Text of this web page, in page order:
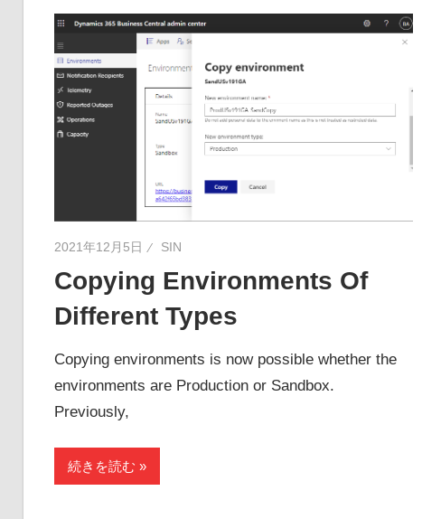
2021年12月5日 SIN
Copying Environments Of
Different Types
Copying environments is now possible whether the
environments are Production or Sandbox.
Previously,
続きを読む